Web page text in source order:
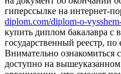
гиперссылке на интернет-
diplom.com/diplom-o-
купить диплом бакалавра с
государственный реестр,
Внимательно ознакомиться
доступно на